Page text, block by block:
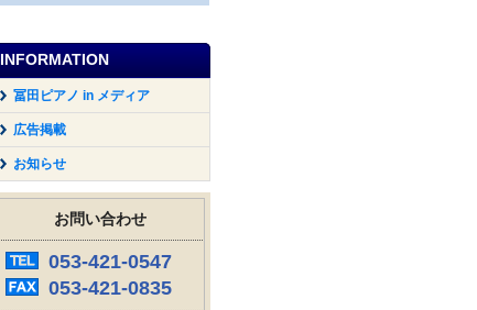
INFORMATION
冨田ピアノ in メディア
広告掲載
お知らせ
お問い合わせ
053-421-0547
053-421-0835